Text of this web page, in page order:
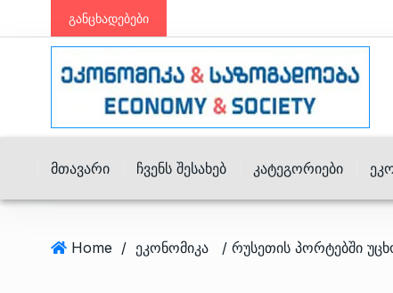
განცხადებები
Მთავარი Ჩვენს Შესახებ Კატეგორიები
Home / ეკონომიკა